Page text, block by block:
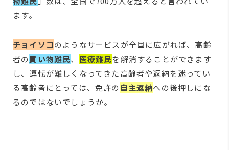
ます。
チョイソコのようなサービスが全国に広がれば、高齢
者の買い物難民、 医療難民を解消することができます
し、運転が難しくなってきた高齢者や返納を迷ってい
る高齢者にとっては、免許の 自主返納への後押しにな
るのではないでしょうか。